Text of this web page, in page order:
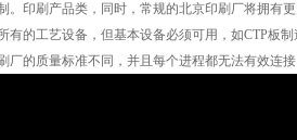
。印刷产品类，同时，常规的北京印刷厂将拥有
有的工艺设备，但基本设备必须可用，如CTP板
厂的质量标准不同，并且每个进程都无法有效连